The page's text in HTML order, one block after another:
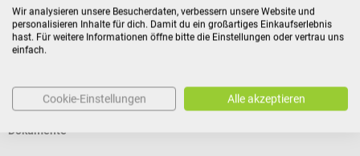
der Lieferung entfernt wurde.
Dokumente
Wir analysieren unsere Besucherdaten, verbessern unsere Website und
personalisieren Inhalte für dich. Damit du ein großartiges Einkaufserlebnis
hast. Für weitere Informationen öffne bitte die Einstellungen oder vertrau uns
einfach.
Cookie-Einstellungen Alle akzeptieren